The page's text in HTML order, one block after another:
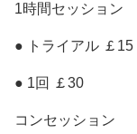
1時間セッション
● トライアル ￡15
● 1回 ￡30
コンセッション